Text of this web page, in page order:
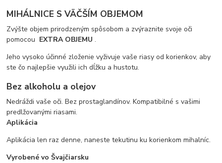
MIHÁLNICE S VÄČŠÍM OBJEMOM
Zvýšte objem prirodzeným spôsobom a zvýraznite svoje oči
pomocou EXTRA OBJEMU .
Jeho vysoko účinné zloženie vyživuje vaše riasy od korienkov, aby
ste čo najlepšie využili ich dĺžku a hustotu.
Bez alkoholu a olejov
Nedráždi vaše oči. Bez prostaglandínov. Kompatibilné s vašimi
predlžovanými riasami.
Aplikácia
Aplikácia len raz denne, naneste tekutinu ku korienkom mihalníc.
Vyrobené vo Švajčiarsku